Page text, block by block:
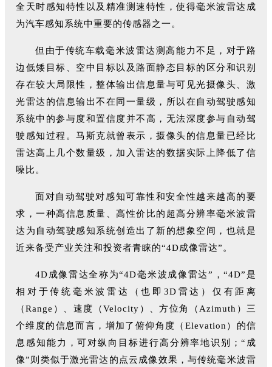
全天时感知特性以及精准测速特性，使得毫米波雷达成
为汽车感知系统中重要的传感器之一。
但由于传统车载毫米波雷达测高能力不足，对于路
边低矮目标、空中目标以及路面静态目标的区分和识别
存在较大局限性，整体输出信息量与可见光摄像头、激
光雷达的信息输出不在同一量级，所以在自动驾驶感知
系统中的参与度和置信度并不高，无法深度参与自动驾
驶感知过程。马斯克就曾表示，摄像头的信息量已经比
雷达高上几个数量级，加入雷达的数据实际上降低了信
噪比。
面对自动驾驶对感知可靠性和安全性越来越高的要
求，一种高信息质量、高性价比的超高分辨率毫米波雷
达为自动驾驶感知系统创造出了新的想象空间，也就是
近来备受产业关注和投资者青睐的“4D成像雷达”。
4D成像雷达全称为“4D毫米波成像雷达”，“4D”是
相对于传统毫米波雷达（也即3D雷达）仅有距离
（Range）、速度（Velocity）、方位角（Azimuth）三
个维度的信息而言，增加了俯仰角度（Elevation）的信
息感知能力，可对纵向目标进行高分辨率地识别；“成
像”则类似于激光雷达的点云成像效果，与传统毫米波雷